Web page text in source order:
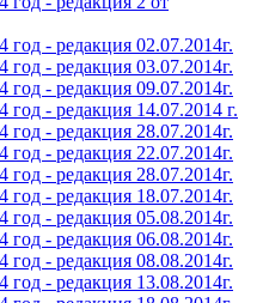
- редакция 02.07.2014г.
- редакция 03.07.2014г.
- редакция 09.07.2014г.
- редакция 14.07.2014 г.
- редакция 28.07.2014г.
- редакция 22.07.2014г.
- редакция 28.07.2014г.
- редакция 18.07.2014г.
- редакция 05.08.2014г.
- редакция 06.08.2014г.
- редакция 08.08.2014г.
- редакция 13.08.2014г.